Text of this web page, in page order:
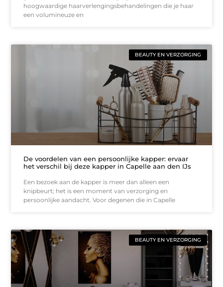
hoogwaardige haarverlengingsbehandelingen die je haar
een volumineuze en
BEAUTY EN VERZORGING
De voordelen van een persoonlijke kapper: ervaar
het verschil bij deze kapper in Capelle aan den IJs
Een bezoek aan de kapper is meer dan alleen een
knipbeurt; het is een moment van verzorging en
persoonlijke aandacht. Voor degenen die in Capelle
BEAUTY EN VERZORGING